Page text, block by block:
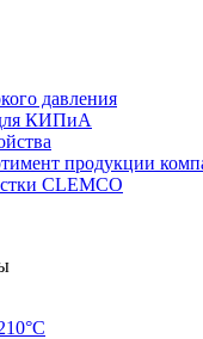
давления
КИПиА
продукции
CLEMCO